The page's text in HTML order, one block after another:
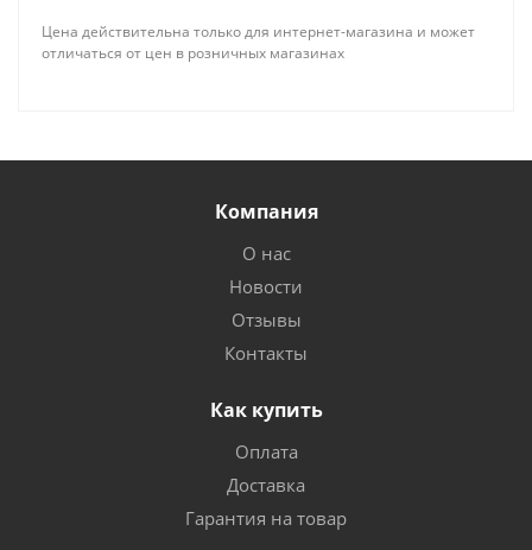
Цена действительна только для интернет-магазина и может
отличаться от цен в розничных магазинах
Компания
О нас
Новости
Отзывы
Контакты
Как купить
Оплата
Доставка
Гарантия на товар